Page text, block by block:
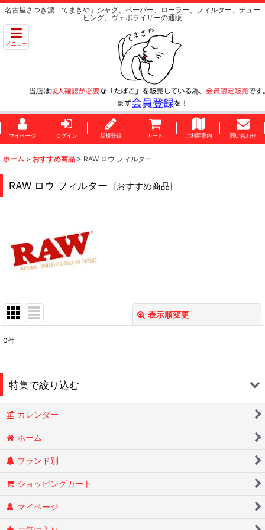
名古屋さつき濃「てまきや」シャグ、ペーパー、ローラー、フィルター、チュー
ビング、ヴェポライザーの通販
メニュー
マイページ ログイン 新規登録 カート ご利用案内 問い合わせ
ホーム > おすすめ商品 > RAW ロウ フィルター
RAW ロウ フィルター [おすすめ商品]
表示順変更
0件
特集で絞り込む
ESSENZE
カレンダー
ホーム
ブランド別
ショッピングカート
マイページ